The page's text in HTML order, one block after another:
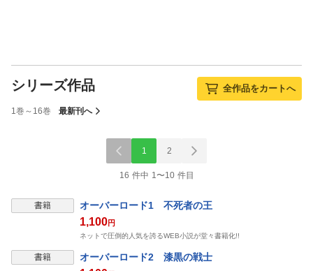
シリーズ作品 全作品をカートへ
1巻～16巻 最新刊へ
1 2
16 件中 1〜10 件目
書籍 オーバーロード1 不死者の王
1,100円
ネットで圧倒的人気を誇るWEB小説が堂々書籍化!!
書籍 オーバーロード2 漆黒の戦士